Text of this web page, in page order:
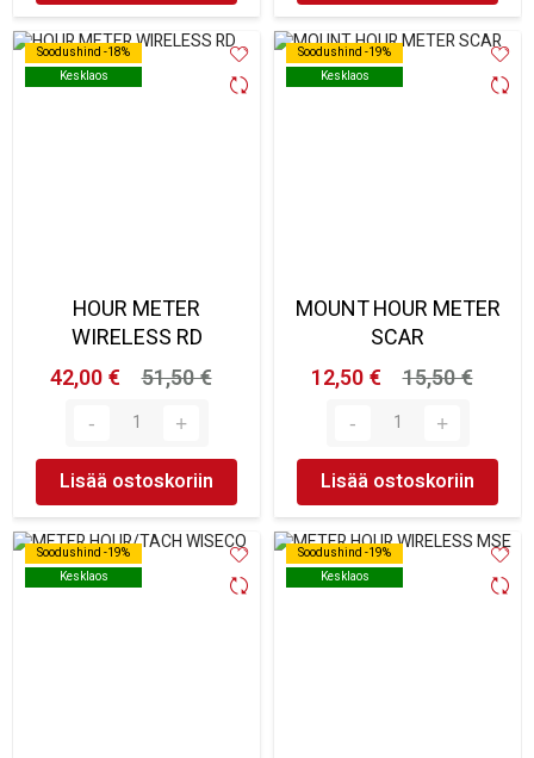
Soodushind -18%
Kesklaos
Soodushind -18%
Kesklaos
HOUR METER
WIRELESS RD
42,00 €
51,50 €
Lisää ostoskoriin
Soodushind -19%
Kesklaos
Soodushind -19%
Kesklaos
MOUNT HOUR METER
SCAR
12,50 €
15,50 €
Lisää ostoskoriin
Soodushind -19%
Kesklaos
Soodushind -19%
Kesklaos
Soodushind -19%
Kesklaos
Soodushind -19%
Kesklaos